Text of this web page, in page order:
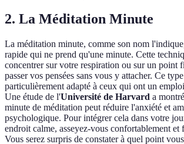
2. La Méditation Minute
La méditation minute, comme son nom
rapide qui ne prend qu'une minute. Cette
concentrer sur votre respiration ou sur un point
passer vos pensées sans vous y attacher. Ce
particulièrement adapté à ceux qui ont un
Une étude de l'Université de Harvard a
minute de méditation peut réduire l'anxiété et
psychologique. Pour intégrer cela dans votre
endroit calme, asseyez-vous confortablement et
Vous serez surpris de constater à quel point